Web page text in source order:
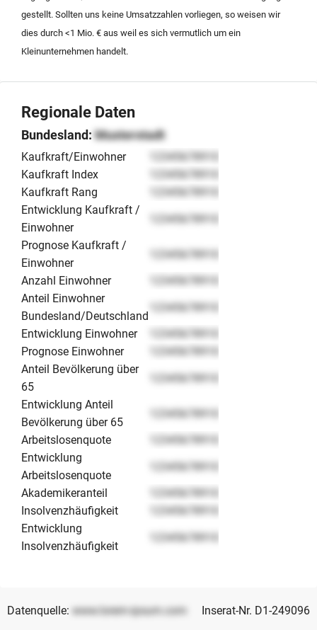
gestellt. Sollten uns keine Umsatzzahlen vorliegen, so weisen wir
dies durch <1 Mio. € aus weil es sich vermutlich um ein
Kleinunternehmen handelt.
Regionale Daten
Bundesland: Musterstadt
Kaufkraft/Einwohner
12345678910
Kaufkraft Index
12345678910
Kaufkraft Rang
12345678910
Entwicklung Kaufkraft /
Einwohner
12345678910
Prognose Kaufkraft /
Einwohner
12345678910
Anzahl Einwohner
12345678910
Anteil Einwohner
Bundesland/Deutschland
12345678910
Entwicklung Einwohner
12345678910
Prognose Einwohner
12345678910
Anteil Bevölkerung über
65
12345678910
Entwicklung Anteil
Bevölkerung über 65
12345678910
Arbeitslosenquote
12345678910
Entwicklung
Arbeitslosenquote
12345678910
Akademikeranteil
12345678910
Insolvenzhäufigkeit
12345678910
Entwicklung
Insolvenzhäufigkeit
12345678910
Datenquelle: www.lorem-ipsum.com Inserat-Nr. D1-249096